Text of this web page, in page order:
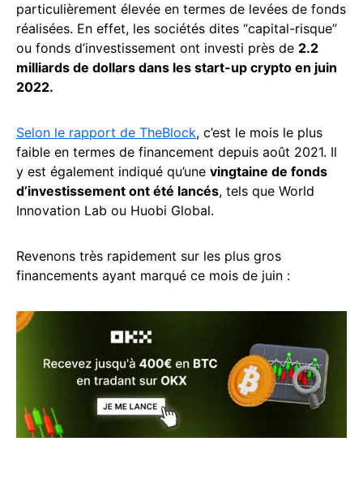
particulièrement élevée en termes de levées de fonds
réalisées. En effet, les sociétés dites “capital-risque”
ou fonds d’investissement ont investi près de 2.2
milliards de dollars dans les start-up crypto en juin
2022.
Selon le rapport de TheBlock, c’est le mois le plus
faible en termes de financement depuis août 2021. Il
y est également indiqué qu’une vingtaine de fonds
d’investissement ont été lancés, tels que World
Innovation Lab ou Huobi Global.
Revenons très rapidement sur les plus gros
financements ayant marqué ce mois de juin :